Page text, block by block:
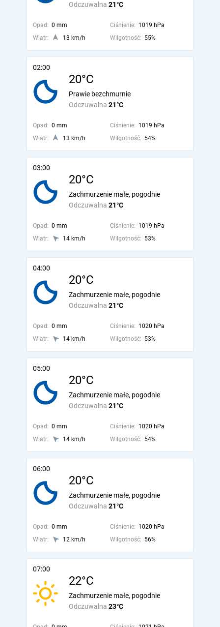
Odczuwalna 21°C
Opad: 0 mm Ciśnienie: 1019 hPa
Wiatr:
13 km/h Wilgotność: 55%
02:00
20°C
Odczuwalna 21°C
Prawie bezchmurnie
Opad: 0 mm Ciśnienie: 1019 hPa
Wiatr:
13 km/h Wilgotność: 54%
03:00
20°C
Odczuwalna 21°C
Zachmurzenie małe, pogodnie
Opad: 0 mm Ciśnienie: 1019 hPa
Wiatr:
14 km/h Wilgotność: 53%
04:00
20°C
Odczuwalna 21°C
Zachmurzenie małe, pogodnie
Opad: 0 mm Ciśnienie: 1020 hPa
Wiatr:
14 km/h Wilgotność: 53%
05:00
20°C
Odczuwalna 21°C
Zachmurzenie małe, pogodnie
Opad: 0 mm Ciśnienie: 1020 hPa
Wiatr:
14 km/h Wilgotność: 54%
06:00
20°C
Odczuwalna 21°C
Zachmurzenie małe, pogodnie
Opad: 0 mm Ciśnienie: 1020 hPa
Wiatr:
12 km/h Wilgotność: 56%
07:00
22°C
Odczuwalna 23°C
Zachmurzenie małe, pogodnie